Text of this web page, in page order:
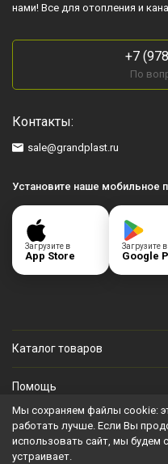
нами! Все для отопления и
+7
По
Контакты:
sale@grandplast.ru
Установите наше мобильное
Загрузите в
App Store
Загрузите в
Google
Каталог товаров
Помощь
Личный кабинет
Мы сохраняем файлы cookie:
работать лучше. Если Вы
использовать сайт, мы будем
устраивает.